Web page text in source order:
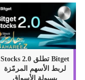
Bitget تطلق Stocks 2.0
لربط الأسهم المرمّزة
بسيولة الأسواق